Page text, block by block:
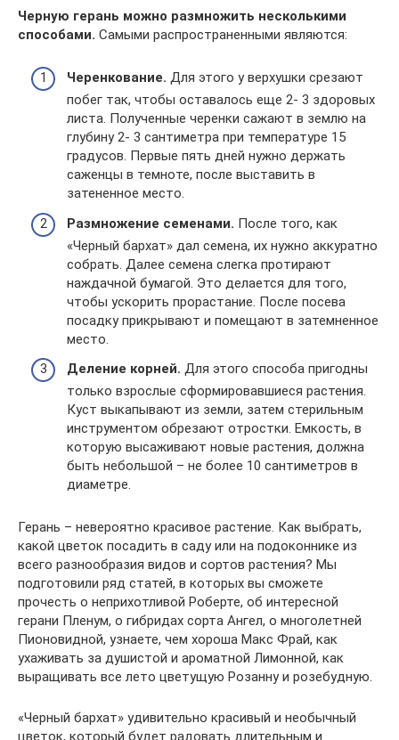
Черную герань можно размножить несколькими
способами. Самыми распространенными являются:
Черенкование. Для этого у верхушки срезают
побег так, чтобы оставалось еще 2- 3 здоровых
листа. Полученные черенки сажают в землю на
глубину 2- 3 сантиметра при температуре 15
градусов. Первые пять дней нужно держать
саженцы в темноте, после выставить в
затененное место.
Размножение семенами. После того, как
«Черный бархат» дал семена, их нужно аккуратно
собрать. Далее семена слегка протирают
наждачной бумагой. Это делается для того,
чтобы ускорить прорастание. После посева
посадку прикрывают и помещают в затемненное
место.
Деление корней. Для этого способа пригодны
только взрослые сформировавшиеся растения.
Куст выкапывают из земли, затем стерильным
инструментом обрезают отростки. Емкость, в
которую высаживают новые растения, должна
быть небольшой – не более 10 сантиметров в
диаметре.
Герань – невероятно красивое растение. Как выбрать,
какой цветок посадить в саду или на подоконнике из
всего разнообразия видов и сортов растения? Мы
подготовили ряд статей, в которых вы сможете
прочесть о неприхотливой Роберте, об интересной
герани Пленум, о гибридах сорта Ангел, о многолетней
Пионовидной, узнаете, чем хороша Макс Фрай, как
ухаживать за душистой и ароматной Лимонной, как
выращивать все лето цветущую Розанну и розебудную.
«Черный бархат» удивительно красивый и необычный
цветок, который будет радовать длительным и